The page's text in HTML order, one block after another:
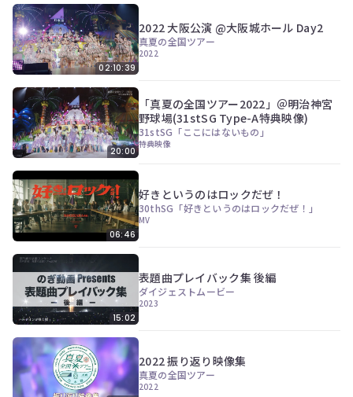
02:10:39
2022 大阪公演 @大阪城ホール Day2
真夏の全国ツアー
2022
20:00
「真夏の全国ツアー2022」＠明治神宮
野球場(31stSG Type-A特典映像)
31stSG「ここにはないもの」
特典映像
06:46
好きというのはロックだぜ！
30thSG「好きというのはロックだぜ！」
MV
15:02
表題曲プレイバック集 後編
ダイジェストムービー
2023
2022 振り返り映像集
真夏の全国ツアー
2022